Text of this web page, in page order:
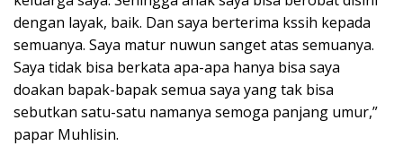
dengan layak, baik. Dan saya berterima kssih kepada
semuanya. Saya matur nuwun sanget atas semuanya.
Saya tidak bisa berkata apa-apa hanya bisa saya
doakan bapak-bapak semua saya yang tak bisa
sebutkan satu-satu namanya semoga panjang umur,”
papar Muhlisin.